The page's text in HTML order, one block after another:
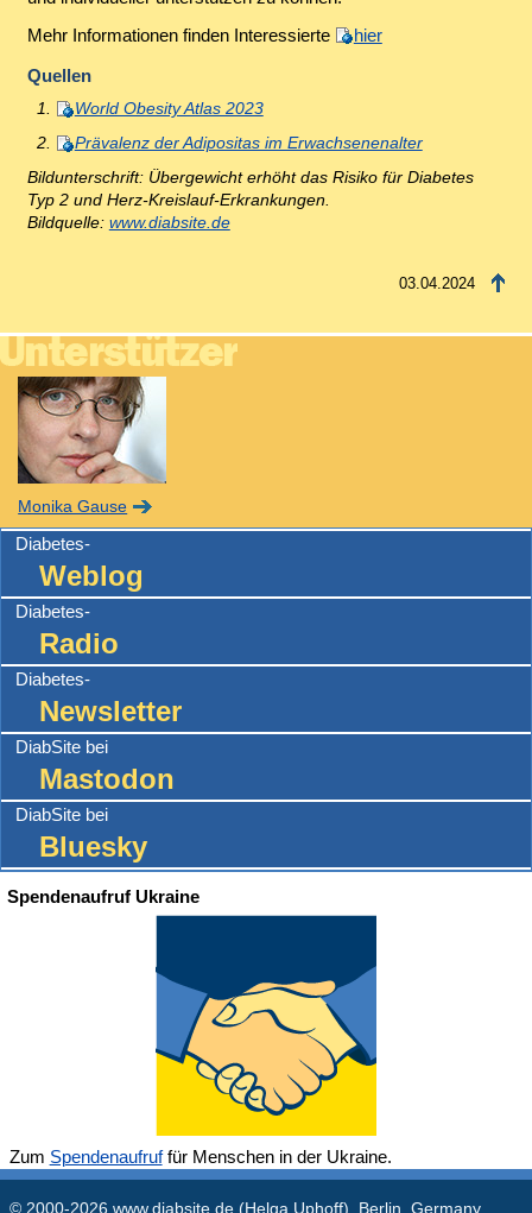
Mehr Informationen finden Interessierte
hier
Quellen
World Obesity Atlas 2023
Prävalenz der Adipositas im Erwachsenenalter
Bildunterschrift: Übergewicht erhöht das Risiko für Diabetes
Typ 2 und Herz-Kreislauf-Erkrankungen.
Bildquelle: www.diabsite.de
03.04.2024
Monika Gause
Diabetes-
Weblog
Diabetes-
Radio
Diabetes-
Newsletter
DiabSite bei
Mastodon
DiabSite bei
Bluesky
Spendenaufruf Ukraine
Zum Spendenaufruffür Menschen in der Ukraine.
© 2000-2026 www.diabsite.de(Helga Uphoff), Berlin, Germany